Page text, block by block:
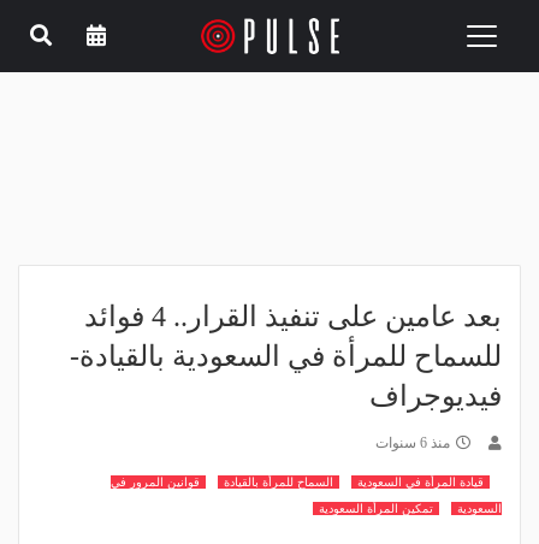
Toggle
بعد عامين على تنفيذ القرار.. 4 فوائد
للسماح للمرأة في السعودية بالقيادة-
فيديوجراف
منذ 6 سنوات
قيادة المرأة في السعودية السماح للمرأة بالقيادة
قوانين المرور في
السعودية
تمكين المرأة السعودية